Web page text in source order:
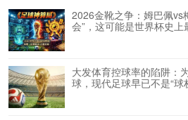
2026金靴之争：姆巴佩
会”，这可能是世界杯史
大发体育控球率的陷阱：
球，现代足球早已不是“球